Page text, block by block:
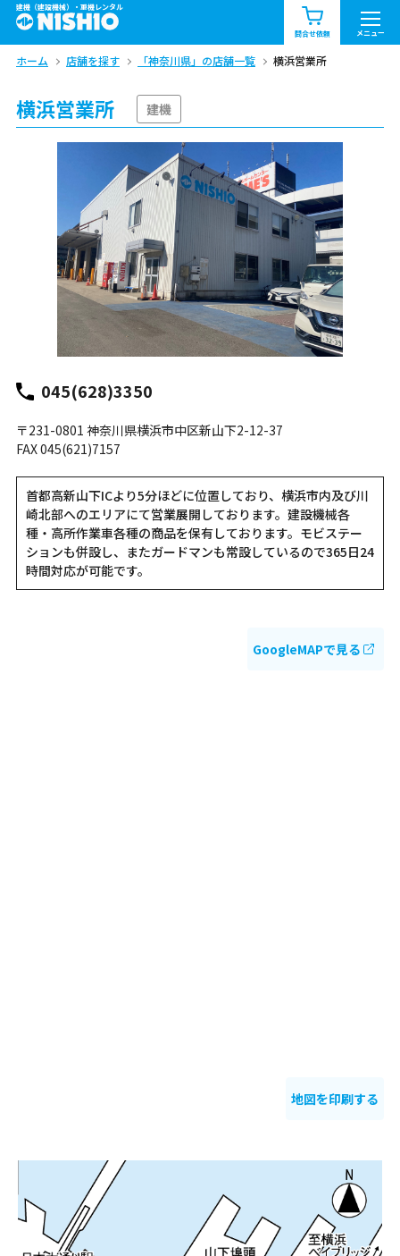
建機（建設機械）・重機レンタル
問合せ依頼 メニュー
商品一覧 お知らせ一覧
問合せ依頼リスト お問合せ
エリア情報を見る
北海道 東北 関東
関西 中国・四国
九州・沖縄（外部）
ホーム 店舗を探す 「神奈川県」の店舗一覧 横浜営業所
横浜営業所 建機
045(628)3350
〒231-0801 神奈川県横浜市中区新山下2-12-37
FAX 045(621)7157
首都高新山下ICより5分ほどに位置しており、横浜市内及び川
崎北部へのエリアにて営業展開しております。建設機械各
種・高所作業車各種の商品を保有しております。モビステー
ションも併設し、またガードマンも常設しているので365日24
時間対応が可能です。
GoogleMAPで見る
地図を印刷する